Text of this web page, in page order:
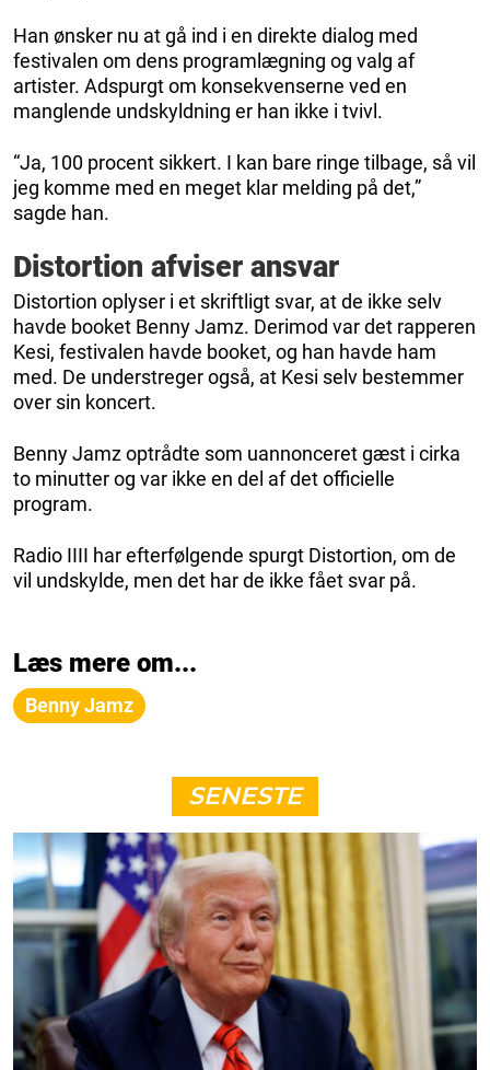
Han ønsker nu at gå ind i en direkte dialog med
festivalen om dens programlægning og valg af
artister. Adspurgt om konsekvenserne ved en
manglende undskyldning er han ikke i tvivl.
“Ja, 100 procent sikkert. I kan bare ringe tilbage, så vil
jeg komme med en meget klar melding på det,”
sagde han.
Distortion afviser ansvar
Distortion oplyser i et skriftligt svar, at de ikke selv
havde booket Benny Jamz. Derimod var det rapperen
Kesi, festivalen havde booket, og han havde ham
med. De understreger også, at Kesi selv bestemmer
over sin koncert.
Benny Jamz optrådte som uannonceret gæst i cirka
to minutter og var ikke en del af det officielle
program.
Radio IIII har efterfølgende spurgt Distortion, om de
vil undskylde, men det har de ikke fået svar på.
Læs mere om...
Benny Jamz
SENESTE